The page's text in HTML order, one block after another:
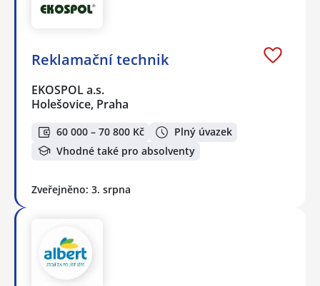
Reklamační technik
EKOSPOL a.s.
Holešovice, Praha
60 000 – 70 800 Kč
Plný úvazek
Vhodné také pro absolventy
Zveřejněno: 3. srpna